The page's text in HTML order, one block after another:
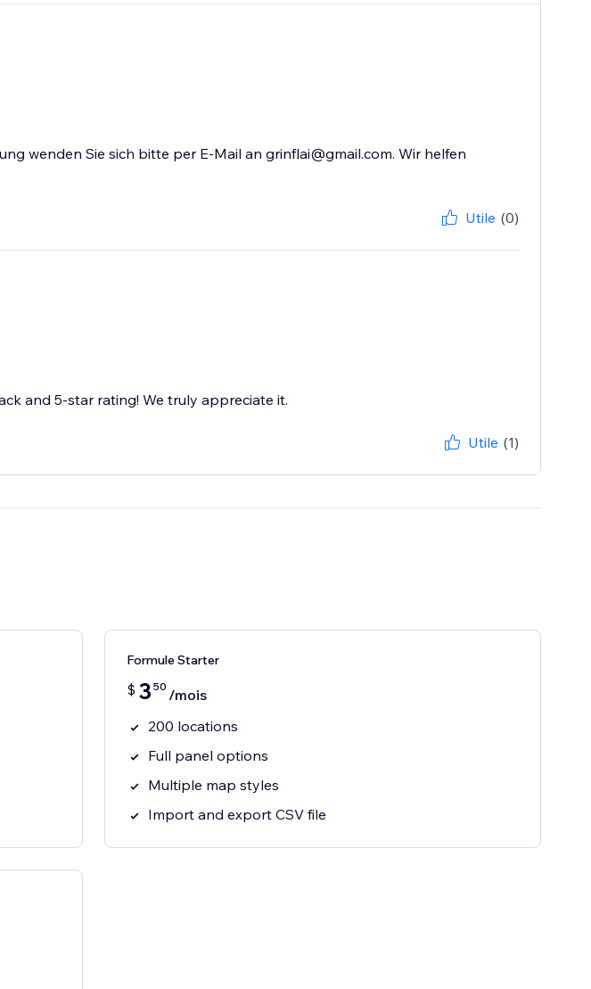
wenden Sie sich bitte per E-Mail an grinflai@gmail.com. Wir helfen
Utile (0)
and 5-star rating! We truly appreciate it.
Utile (1)
Formule Starter
$ 3 50 /mois
200 locations
Full panel options
Multiple map styles
Import and export CSV file